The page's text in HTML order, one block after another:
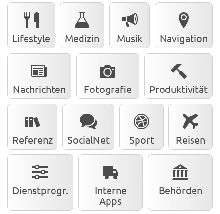
Lifestyle Medizin Musik Navigation
Nachrichten Fotografie Produktivität
Referenz SocialNet Sport Reisen
Dienstprogr.
Interne
Apps
Behörden